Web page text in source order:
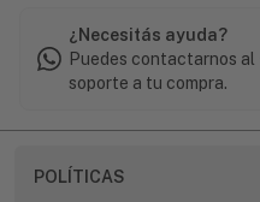
¿Necesitás ayuda?
Puedes contactarnos al
soporte a tu compra.
POLÍTICAS